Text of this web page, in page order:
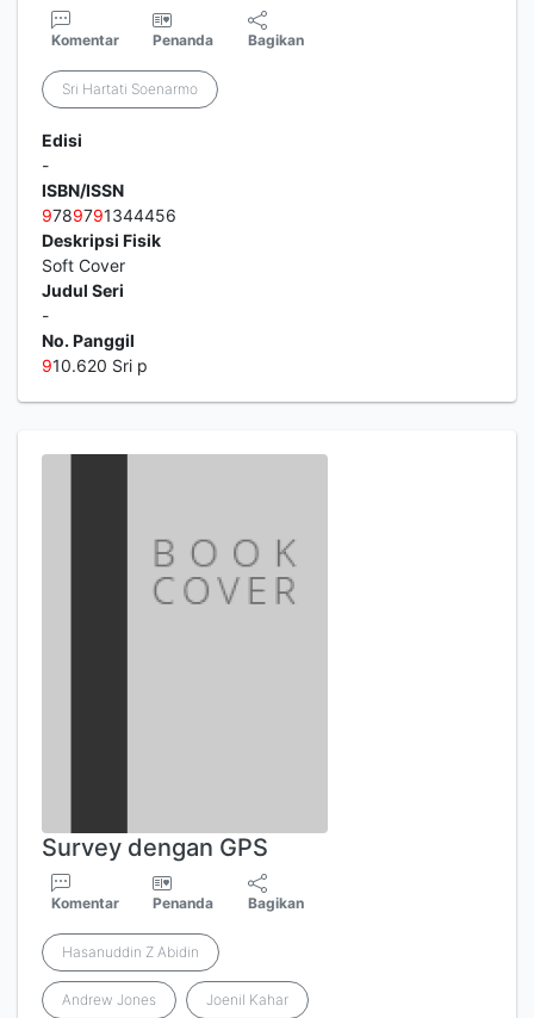
Komentar Penanda Bagikan
Sri Hartati Soenarmo
Edisi
-
ISBN/ISSN
9789791344456
Deskripsi Fisik
Soft Cover
Judul Seri
-
No. Panggil
910.620 Sri p
Survey dengan GPS
Komentar Penanda Bagikan
Hasanuddin Z Abidin
Andrew Jones Joenil Kahar